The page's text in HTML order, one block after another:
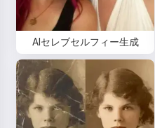
AIセレブセルフィー生成